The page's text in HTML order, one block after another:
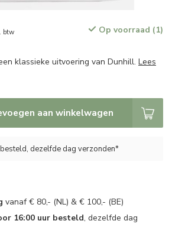
btw Op voorraad (1)
klassieke uitvoering van Dunhill. Lees
aan winkelwagen
dezelfde dag verzonden*
vanaf € 80,- (NL) & € 100,- (BE)
16:00 uur besteld, dezelfde dag